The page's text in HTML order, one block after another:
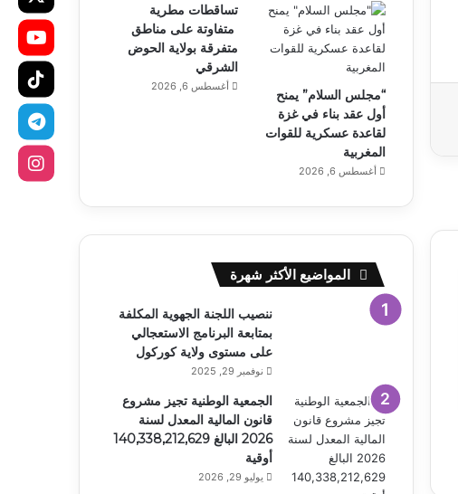
“مجلس السلام” يمنح
أول عقد بناء في غزة
لقاعدة عسكرية للقوات
المغربية
أغسطس 6, 2026
تساقطات مطرية
متفاوتة على مناطق
متفرقة بولاية الحوض
الشرقي
أغسطس 6, 2026
المواضيع الأكثر شهرة
ننصيب اللجنة الجهوية المكلفة
بمتابعة البرنامج الاستعجالي
على مستوى ولاية كوركول
نوفمبر 29, 2025
الجمعية الوطنية تجيز مشروع
قانون المالية المعدل لسنة
2026 البالغ 140,338,212,629
أوقية
يوليو 29, 2026